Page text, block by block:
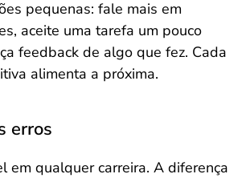
pequenas: fale mais em
aceite uma tarefa um pouco
feedback de algo que fez. Cada
alimenta a próxima.
erros
em qualquer carreira. A diferença